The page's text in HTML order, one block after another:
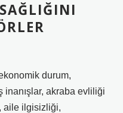
durum,
inanışlar, akraba evliliği
aile ilgisizliği,